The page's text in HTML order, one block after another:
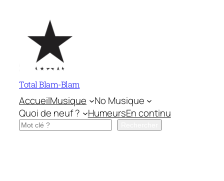
contenu
Total Blam-Blam
AccueilMusique
No Musique
Quoi de neuf ?
HumeursEn continu
Rechercher